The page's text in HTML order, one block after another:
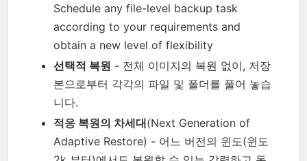
Schedule any file-level backup task
according to your requirements and
obtain a new level of flexibility
선택적 복원 - 전체 이미지의 복원 없이, 저장
본으로부터 각각의 파일 및 폴더를 풀어 놓습
니다.
적응 복원의 차세대(Next Generation of
Adaptive Restore) - 어느 버전의 윈도(윈도